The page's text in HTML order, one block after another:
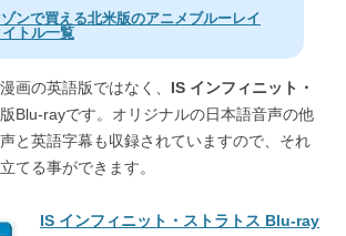
ンで買える北米版のアニメブルーレイ
トル一覧
画の英語版ではなく、 IS インフィニット・
Blu-rayです。オリジナルの日本語音声の他
と英語字幕も収録されていますので、それ
てる事ができます。
IS インフィニット・ストラトス Blu-ray